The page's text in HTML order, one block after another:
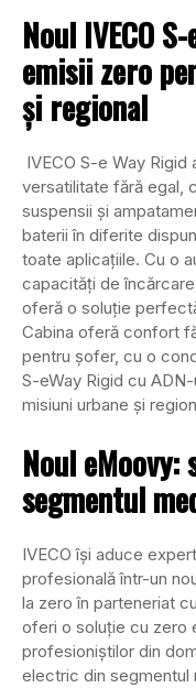
Noul IVECO
emisii zero
și regional
IVECO S-e Way
versatilitate fără egal,
suspensii și
baterii în diferite
toate aplicațiile. Cu o
capacități de
oferă o soluție
Cabina oferă confort
pentru șofer, cu o
S-eWay Rigid cu
misiuni urbane și
Noul eMoovy:
segmentul
IVECO își aduce
profesională într-un
la zero în parteneriat
oferi o soluție cu zero
profesioniștilor din
electric din segmentul